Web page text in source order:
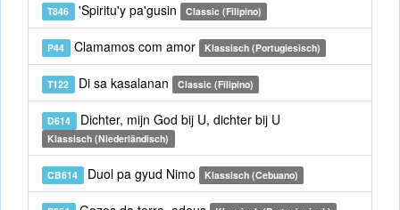
T846 'Spiritu'y pa'gusin Classic (Filipino)
P44 Clamamos com amor Klassisch (Portugiesisch)
T122 Di sa kasalanan Classic (Filipino)
D614 Dichter, mijn God bij U, dichter bij U
Klassisch (Niederländisch)
CB614 Duol pa gyud Nimo Klassisch (Cebuano)